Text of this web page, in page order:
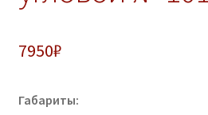
7950₽
Габариты: